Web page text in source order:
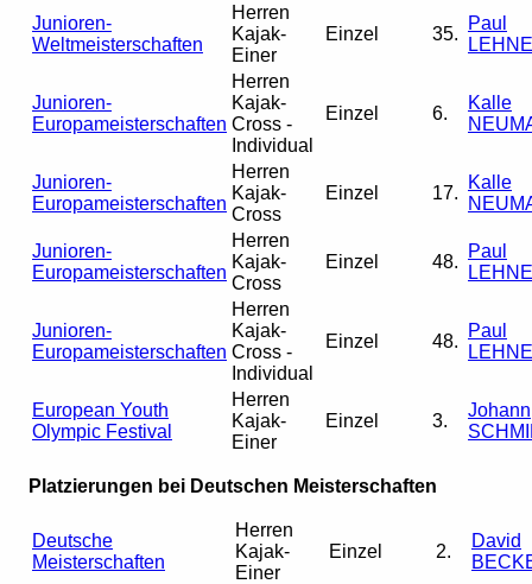
Junioren-
Weltmeisterschaften
Herren
Kajak-
Einer
Einzel 35.
Paul
Junioren-
Europameisterschaften
Herren
Kajak-
Cross -
Individual
Einzel 6.
Kalle
Junioren-
Europameisterschaften
Herren
Kajak-
Cross
Einzel 17.
Kalle
Junioren-
Europameisterschaften
Herren
Kajak-
Cross
Einzel 48.
Paul
Junioren-
Europameisterschaften
Herren
Kajak-
Cross -
Individual
Einzel 48.
Paul
European Youth
Olympic Festival
Herren
Kajak-
Einer
Einzel 3.
Johann
Platzierungen bei Deutschen Meisterschaften
Deutsche
Meisterschaften
Herren
Kajak-
Einer
Einzel 2.
David